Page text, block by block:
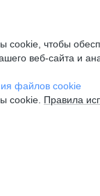
cookie, чтобы
веб-сайта и
файлов cookie
cookie. Правила